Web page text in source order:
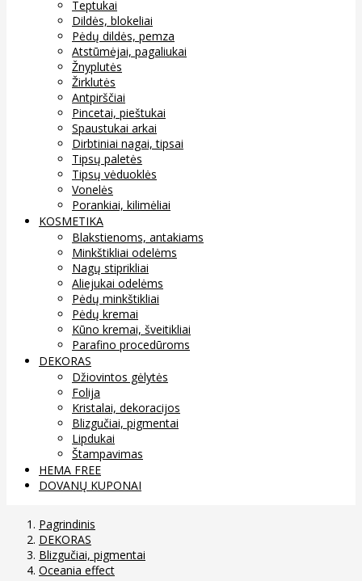
Teptukai
Dildės, blokeliai
Pėdų dildės, pemza
Atstūmėjai, pagaliukai
Žnyplutės
Žirklutės
Antpirščiai
Pincetai, pieštukai
Spaustukai arkai
Dirbtiniai nagai, tipsai
Tipsų paletės
Tipsų vėduoklės
Vonelės
Porankiai, kilimėliai
KOSMETIKA
Blakstienoms, antakiams
Minkštikliai odelėms
Nagų stiprikliai
Aliejukai odelėms
Pėdų minkštikliai
Pėdų kremai
Kūno kremai, šveitikliai
Parafino procedūroms
DEKORAS
Džiovintos gėlytės
Folija
Kristalai, dekoracijos
Blizgučiai, pigmentai
Lipdukai
Štampavimas
HEMA FREE
DOVANŲ KUPONAI
Pagrindinis
DEKORAS
Blizgučiai, pigmentai
Oceania effect